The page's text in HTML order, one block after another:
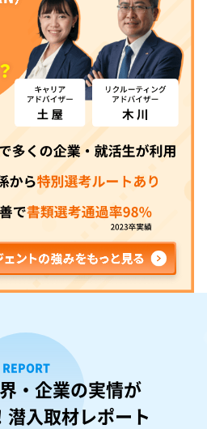
REPORT
・企業の実情が
潜入取材レポート